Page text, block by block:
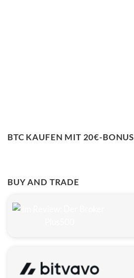
BTC KAUFEN MIT 20€-BONUS
BUY AND TRADE